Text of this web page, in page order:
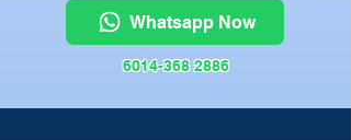
Whatsapp Now
6014-368 2886